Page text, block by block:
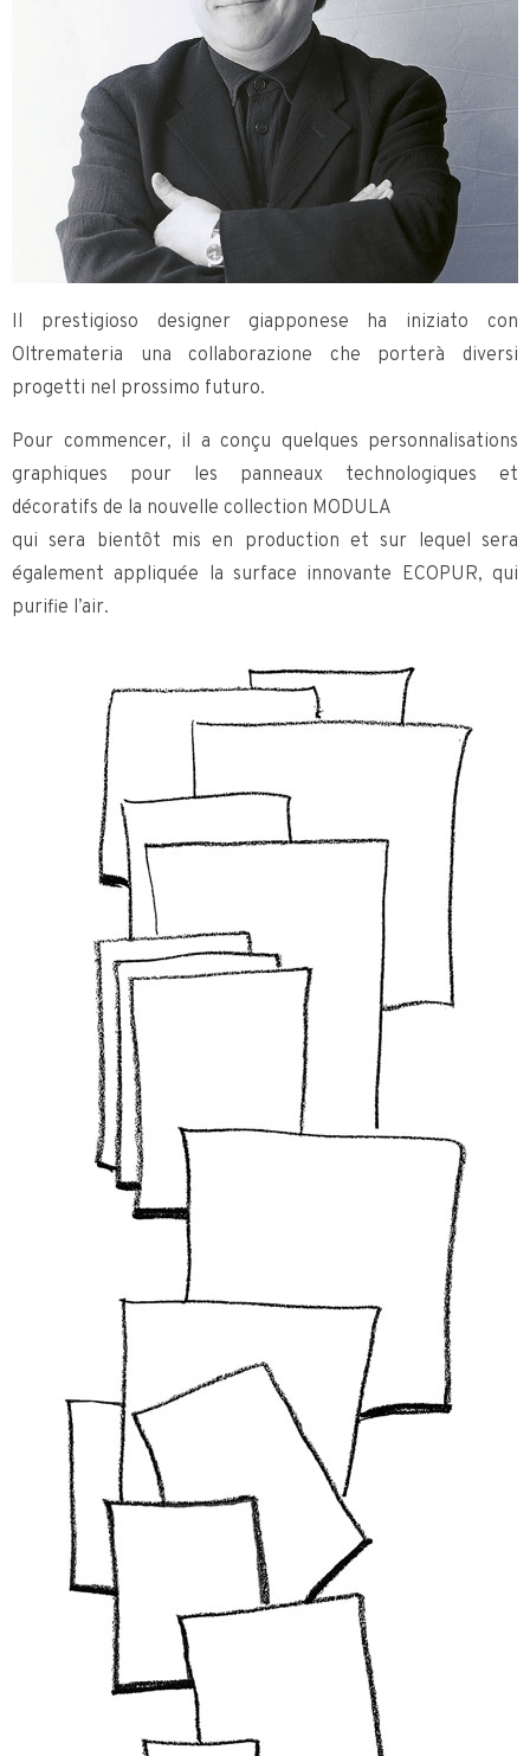
Il prestigioso designer giapponese ha iniziato con
Oltremateria una collaborazione che porterà diversi
progetti nel prossimo futuro.
Pour commencer, il a conçu quelques personnalisations
graphiques pour les panneaux technologiques et
décoratifs de la nouvelle collection MODULA
qui sera bientôt mis en production et sur lequel sera
également appliquée la surface innovante ECOPUR, qui
purifie l’air.